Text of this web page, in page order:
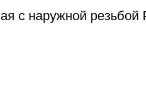
с наружной резьбой